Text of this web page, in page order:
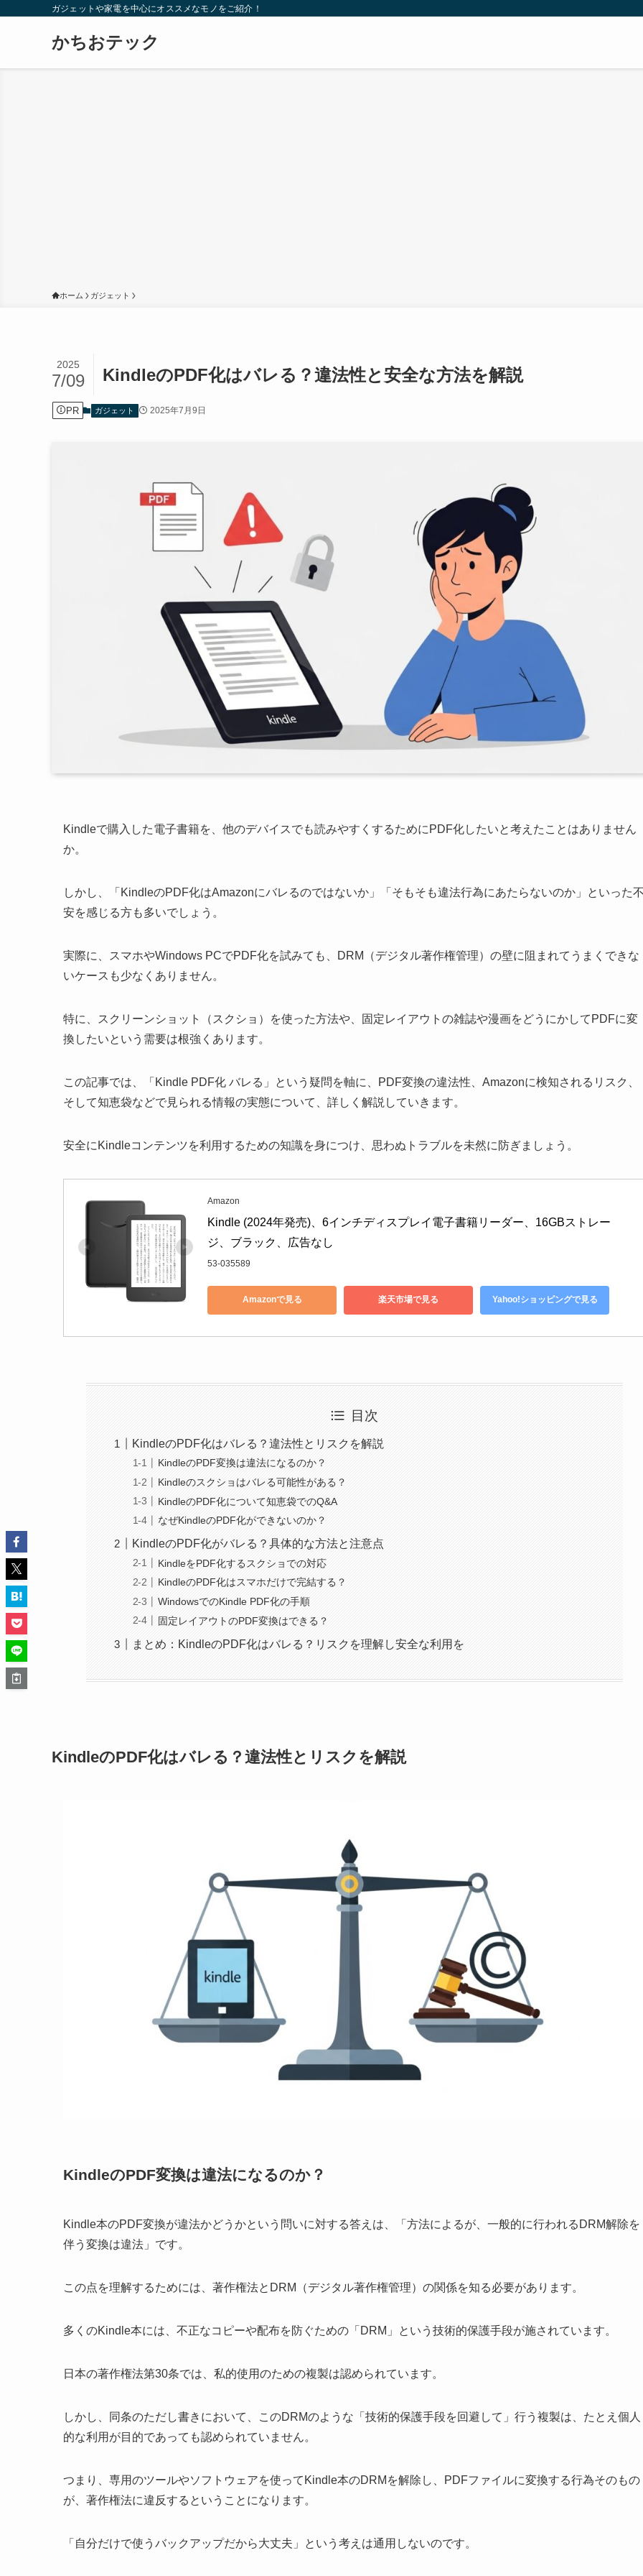
ガジェットや家電を中心にオススメなモノをご紹介！
かちおテック
ホーム ガジェット
KindleのPDF化はバレる？違法性と安全な方法を解説
2025
7/09
PR ガジェット 2025年7月9日
Kindleで購入した電子書籍を、他のデバイスでも読みやすくするためにPDF化したいと考えたことはありません
か。
しかし、「KindleのPDF化はAmazonにバレるのではないか」「そもそも違法行為にあたらないのか」といった
安を感じる方も多いでしょう。
実際に、スマホやWindows PCでPDF化を試みても、DRM（デジタル著作権管理）の壁に阻まれてうまくできな
いケースも少なくありません。
特に、スクリーンショット（スクショ）を使った方法や、固定レイアウトの雑誌や漫画をどうにかしてPDFに変
換したいという需要は根強くあります。
この記事では、「Kindle PDF化 バレる」という疑問を軸に、PDF変換の違法性、Amazonに検知されるリスク、
そして知恵袋などで見られる情報の実態について、詳しく解説していきます。
安全にKindleコンテンツを利用するための知識を身につけ、思わぬトラブルを未然に防ぎましょう。
Amazon
Kindle (2024年発売)、6インチディスプレイ電子書籍リーダー、16GBストレー
ジ、ブラック、広告なし
53-035589
Amazonで見る 楽天市場で見る Yahoo!ショッピングで見る
目次
KindleのPDF化はバレる？違法性とリスクを解説
KindleのPDF変換は違法になるのか？
Kindleのスクショはバレる可能性がある？
KindleのPDF化について知恵袋でのQ&A
なぜKindleのPDF化ができないのか？
KindleのPDF化がバレる？具体的な方法と注意点
KindleをPDF化するスクショでの対応
KindleのPDF化はスマホだけで完結する？
WindowsでのKindle PDF化の手順
固定レイアウトのPDF変換はできる？
まとめ：KindleのPDF化はバレる？リスクを理解し安全な利用を
KindleのPDF化はバレる？違法性とリスクを解説
KindleのPDF変換は違法になるのか？
Kindle本のPDF変換が違法かどうかという問いに対する答えは、「方法によるが、一般的に行われるDRM解除を
伴う変換は違法」です。
この点を理解するためには、著作権法とDRM（デジタル著作権管理）の関係を知る必要があります。
多くのKindle本には、不正なコピーや配布を防ぐための「DRM」という技術的保護手段が施されています。
日本の著作権法第30条では、私的使用のための複製は認められています。
しかし、同条のただし書きにおいて、このDRMのような「技術的保護手段を回避して」行う複製は、たとえ個人
的な利用が目的であっても認められていません。
つまり、専用のツールやソフトウェアを使ってKindle本のDRMを解除し、PDFファイルに変換する行為そのもの
が、著作権法に違反するということになります。
「自分だけで使うバックアップだから大丈夫」という考えは通用しないのです。